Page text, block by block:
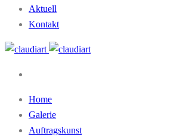
Aktuell
Kontakt
Home
Galerie
Auftragskunst